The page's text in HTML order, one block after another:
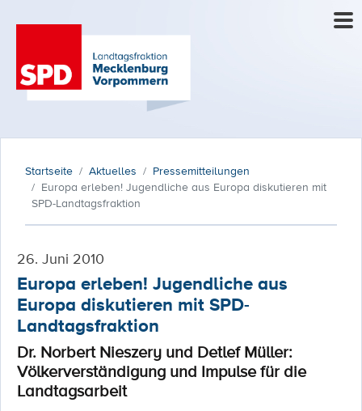
Startseite Aktuelles
Pressemitteilungen
Europa erleben! Jugendliche aus Europa diskutieren mit
SPD-Landtagsfraktion
26. Juni 2010
Europa erleben! Jugendliche aus
Europa diskutieren mit SPD-
Landtagsfraktion
Dr. Norbert Nieszery und Detlef Müller:
Völkerverständigung und Impulse für die
Landtagsarbeit